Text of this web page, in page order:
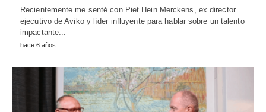
Recientemente me senté con Piet Hein Merckens, ex director
ejecutivo de Aviko y líder influyente para hablar sobre un talento
impactante...
hace 6 años